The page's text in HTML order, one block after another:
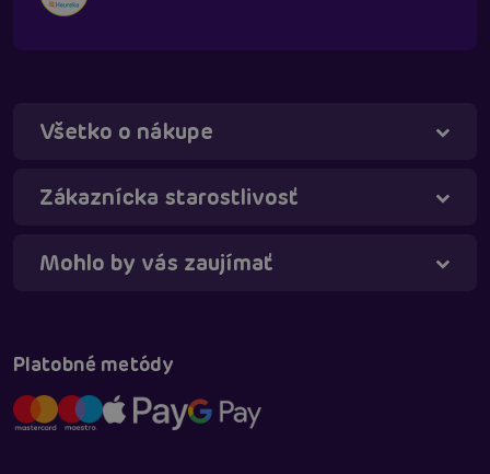
Všetko o nákupe
Zákaznícka starostlivosť
Mohlo by vás zaujímať
Platobné metódy
Táňa - virtuálna asistentka